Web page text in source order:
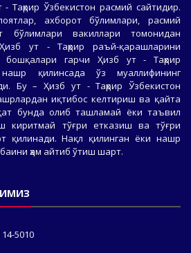
Таҳрир Ўзбекистон расмий сайтидир.
ахборот бўлимлари, расмий
бўлимлари вакиллари томонидан
ут - Таҳрир раъй-қарашларини
бошқалари гарчи Ҳизб ут - Таҳрир
қилинсада ўз муаллифининг
Бу – Ҳизб ут - Таҳрир Ўзбекистон
иқтибос келтириш ва қайта
бунда олиб ташламай ёки таъвил
киритмай тўғри етказиш ва тўғри
қилинади. Нақл қилинган ёки нашр
ҳам айтиб ўтиш шарт.
5010